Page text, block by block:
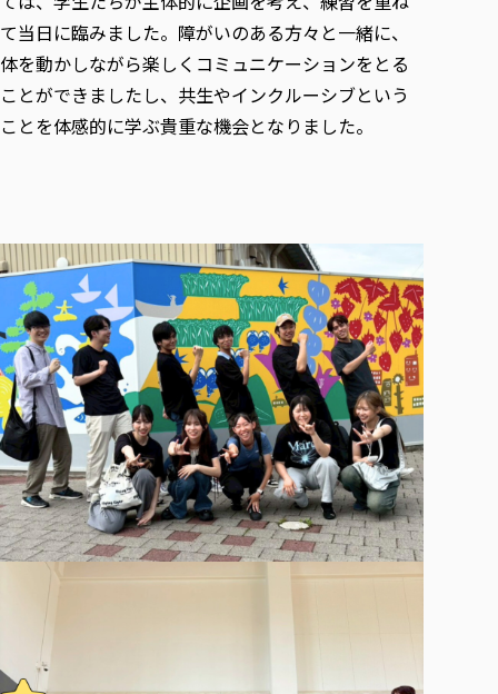
授業料減免・奨学金等
学生生活サポート
学生自主活動支援
て当日に臨みました。障がいのある方々と一緒に、
体を動かしながら楽しくコミュニケーションをとる
ことができましたし、共生やインクルーシブという
ことを体感的に学ぶ貴重な機会となりました。